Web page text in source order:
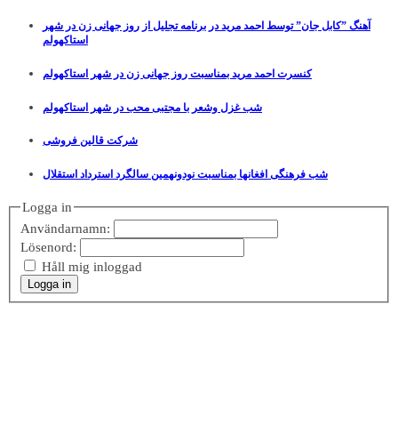
آهنگ ”کابل جان” توسط احمد مرید در برنامه تجلیل از روز جهانی زن در شهر
استاکهولم
کنسرت احمد مرید بمناسبت روز جهانی زن در شهر استاکهولم
شب غزل وشعر با مجتبی محب در شهر استاکهولم
شرکت قالین فروشی
شب فرهنگی افغانها بمناسبت نودونهمین سالگرد استرداد استقلال
Logga in
Användarnamn:
Lösenord:
Håll mig inloggad
Logga in